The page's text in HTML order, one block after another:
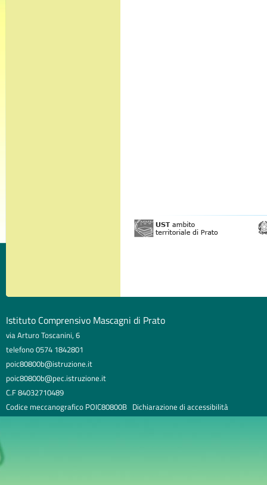
Istituto Comprensivo Mascagni di Prato
via Arturo Toscanini, 6
telefono 0574 1842801
poic80800b@istruzione.it
poic80800b@pec.istruzione.it
C.F 84032710489
Codice meccanografico POIC80800B Dichiarazione di accessibilità